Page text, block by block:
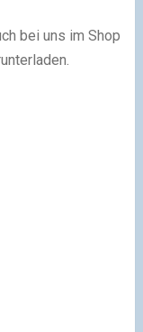
bei uns im Shop